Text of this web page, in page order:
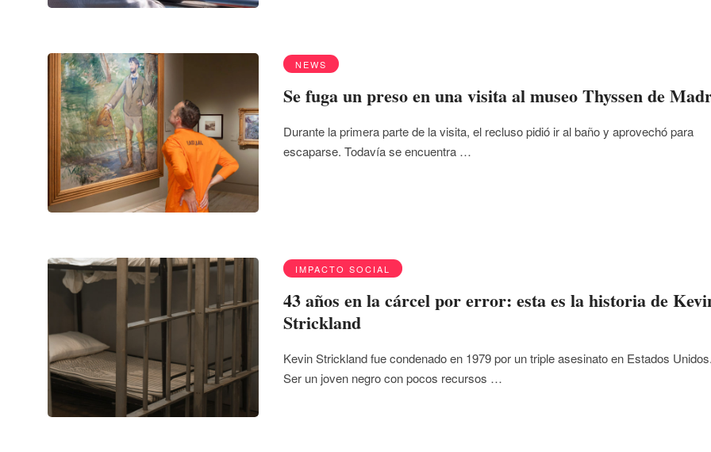
NEWS
Se fuga un preso en una visita al museo Thyssen de
Durante la primera parte de la visita, el recluso pidió ir al baño y aprovechó para
escaparse. Todavía se encuentra …
IMPACTO SOCIAL
43 años en la cárcel por error: esta es la historia de
Strickland
Kevin Strickland fue condenado en 1979 por un triple asesinato en Estados
Ser un joven negro con pocos recursos …